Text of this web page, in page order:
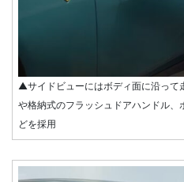
▲サイドビューにはボディ面に沿って
や格納式のフラッシュドアハンドル
どを採用